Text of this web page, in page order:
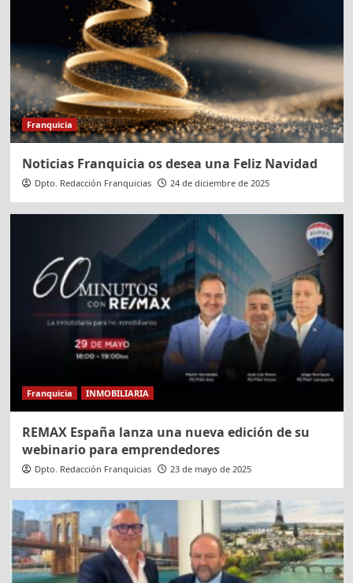
Franquicia
Noticias Franquicia os desea una Feliz Navidad
Dpto. Redacción Franquicias 24 de diciembre de 2025
Franquicia INMOBILIARIA
REMAX España lanza una nueva edición de su
webinario para emprendedores
Dpto. Redacción Franquicias 23 de mayo de 2025